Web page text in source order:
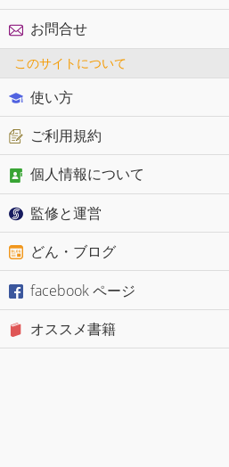
お問合せ
このサイトについて
使い方
ご利用規約
個人情報について
監修と運営
どん・ブログ
facebook ページ
オススメ書籍